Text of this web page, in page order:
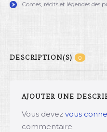
Contes, récits et légendes des
DESCRIPTION(S) 0
AJOUTER UNE
Vous devez vous
commentaire.